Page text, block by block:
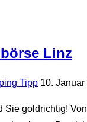
Linz
Tipp 10. Januar
goldrichtig!